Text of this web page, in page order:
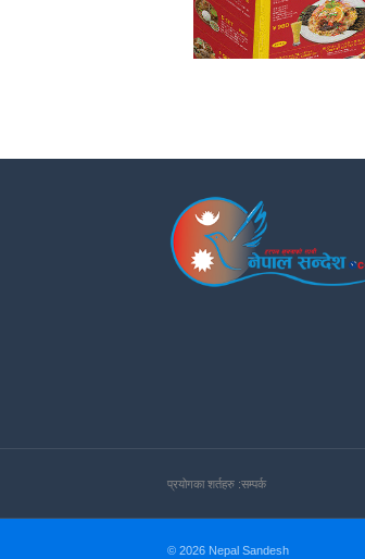
प्रयोगका शर्तहरु :सम्पर्क
© 2026 Nepal Sandesh